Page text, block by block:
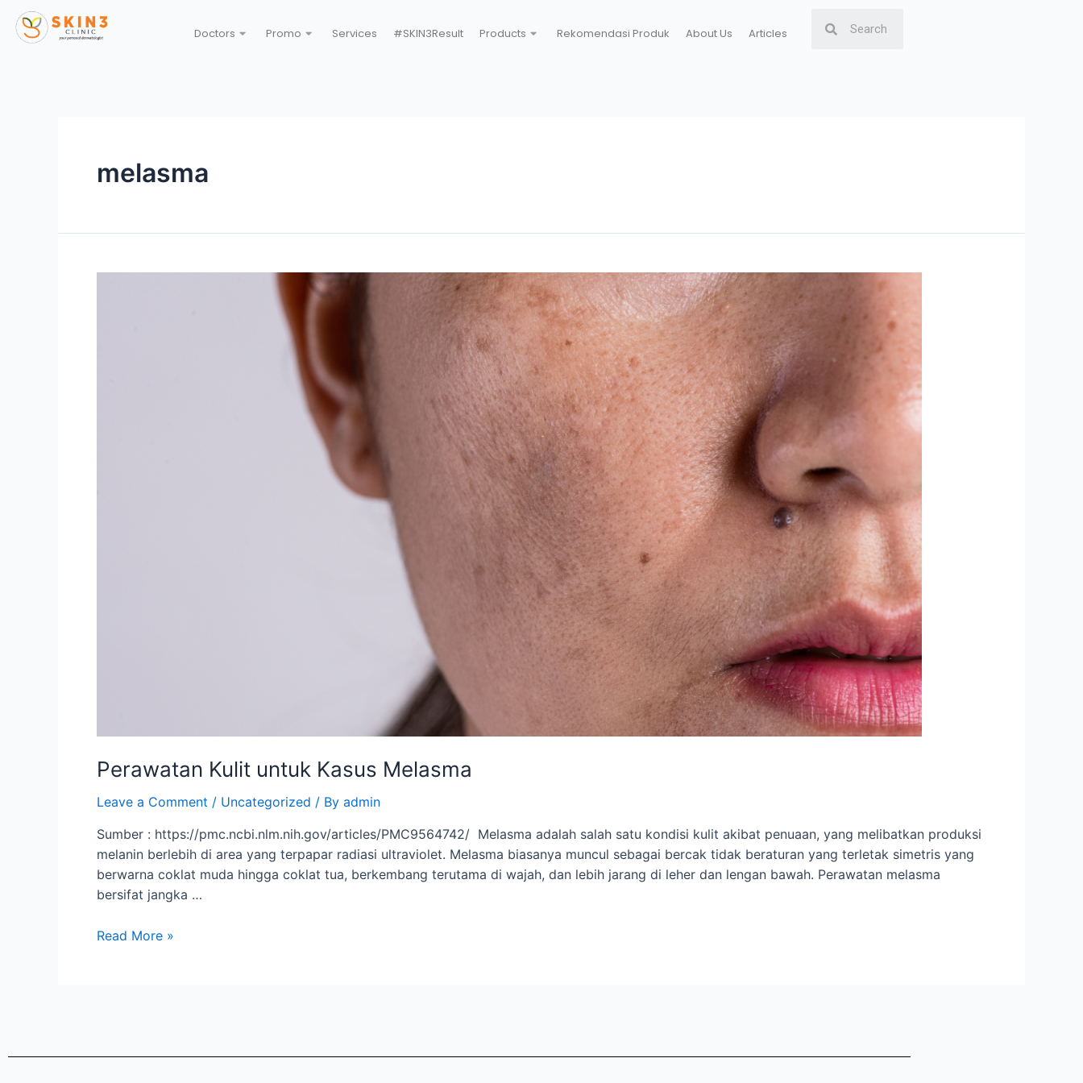
Doctors Promo Services #SKIN3Result Products Rekomendasi Produk About Us Articles
melasma
Perawatan Kulit untuk Kasus Melasma
Leave a Comment / Uncategorized / By admin
Sumber : https://pmc.ncbi.nlm.nih.gov/articles/PMC9564742/ Melasma adalah salah satu kondisi kulit akibat penuaan, yang melibatkan produksi
melanin berlebih di area yang terpapar radiasi ultraviolet. Melasma biasanya muncul sebagai bercak tidak beraturan yang terletak simetris yang
berwarna coklat muda hingga coklat tua, berkembang terutama di wajah, dan lebih jarang di leher dan lengan bawah. Perawatan melasma
bersifat jangka …
Read More »